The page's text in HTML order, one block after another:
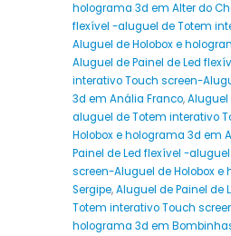
holograma 3d em Alter do
flexível -aluguel de Totem
Aluguel de Holobox e
Aluguel de Painel de Led
interativo Touch screen-
3d em Anália Franco,Aluguel
aluguel de Totem interativo
Holobox e holograma 3d em
Painel de Led flexível -
screen-Aluguel de Holobox
Sergipe,Aluguel de Painel de
Totem interativo Touch
holograma 3d em